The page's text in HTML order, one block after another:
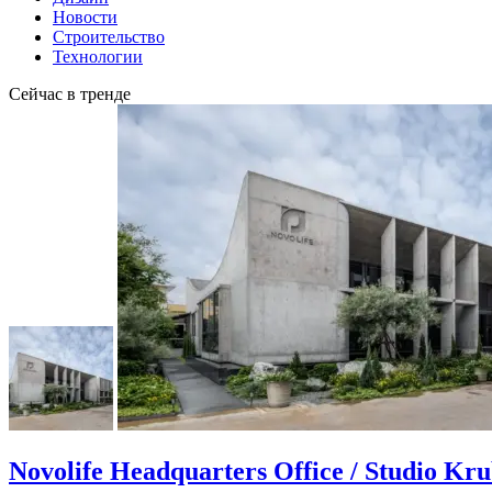
Новости
Строительство
Технологии
Сейчас в тренде
Novolife Headquarters Office / Studio